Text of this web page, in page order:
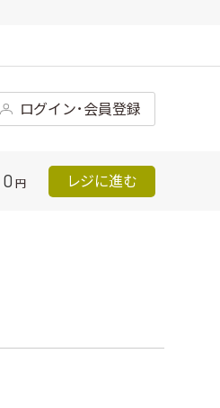
ログイン･会員登録
0 円 レジに進む